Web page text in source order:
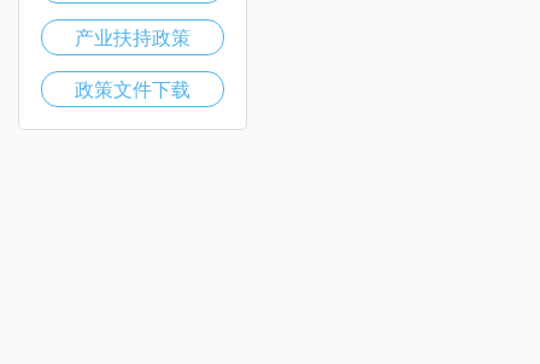
产业扶持政策
政策文件下载